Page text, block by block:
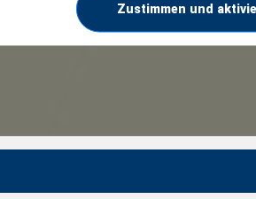
Zustimmen und